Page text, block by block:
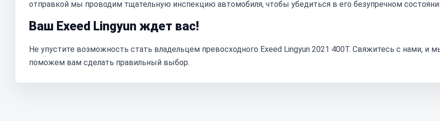
отправкой мы проводим тщательную инспекцию автомобиля, чтобы убедиться в его безупречном
Ваш Exeed Lingyun ждет вас!
Не упустите возможность стать владельцем превосходного Exeed Lingyun 2021 400T. Свяжитесь с нами, и
поможем вам сделать правильный выбор.